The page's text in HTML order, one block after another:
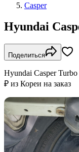
Casper
Hyundai
Поделиться
Hyundai Casper
₽ из Кореи на заказ